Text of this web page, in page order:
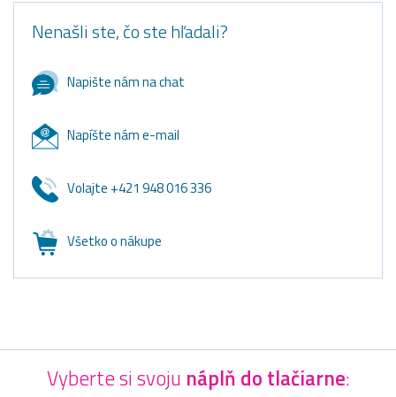
Nenašli ste, čo ste hľadali?
Napište nám na chat
Napíšte nám e-mail
Volajte +421 948 016 336
Všetko o nákupe
Vyberte si svoju náplň do tlačiarne: